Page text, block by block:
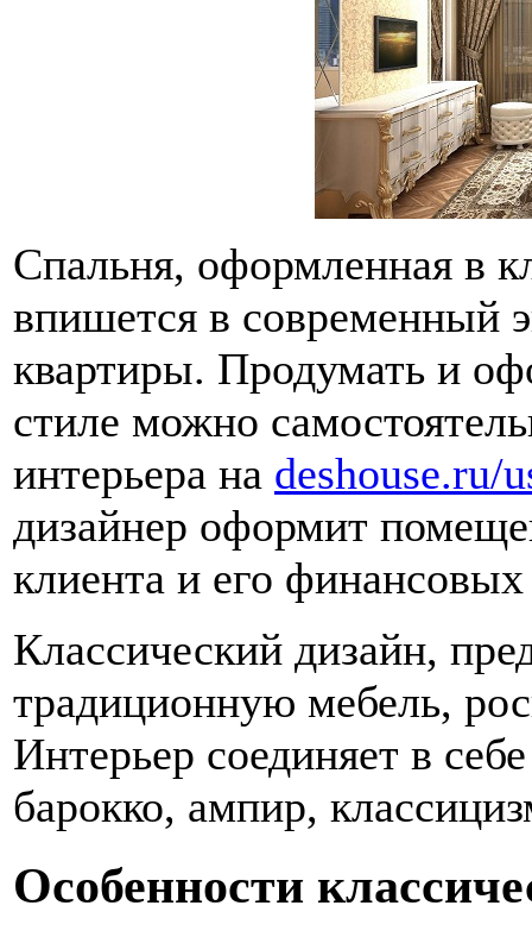
Спальня, оформленная в
впишется в современный
квартиры. Продумать и
стиле можно
интерьера на deshouse.ru/
дизайнер оформит
клиента и его
Классический дизайн,
традиционную мебель,
Интерьер соединяет в
барокко, ампир,
Особенности